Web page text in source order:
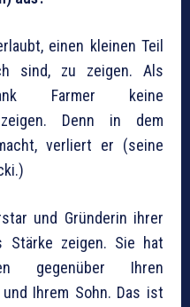
einen kleinen Teil
sind, zu zeigen. Als
Farmer keine
zeigen. Denn in dem
verliert er (seine
und Gründerin ihrer
Stärke zeigen. Sie hat
gegenüber Ihren
Ihrem Sohn. Das ist